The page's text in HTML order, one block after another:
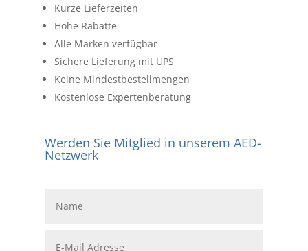
Kurze Lieferzeiten
Hohe Rabatte
Alle Marken verfügbar
Sichere Lieferung mit UPS
Keine Mindestbestellmengen
Kostenlose Expertenberatung
Werden Sie Mitglied in unserem AED-
Netzwerk